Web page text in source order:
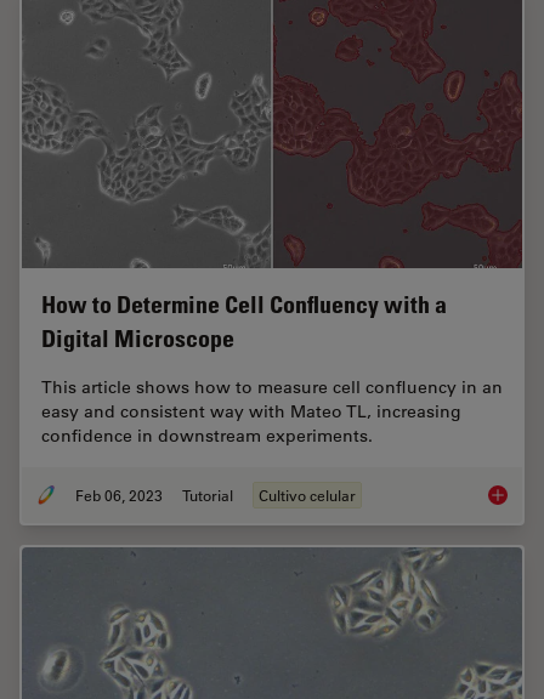
How to Determine Cell Confluency with a
Digital Microscope
This article shows how to measure cell confluency in an
easy and consistent way with Mateo TL, increasing
confidence in downstream experiments.
Feb 06, 2023 Tutorial Cultivo celular How to